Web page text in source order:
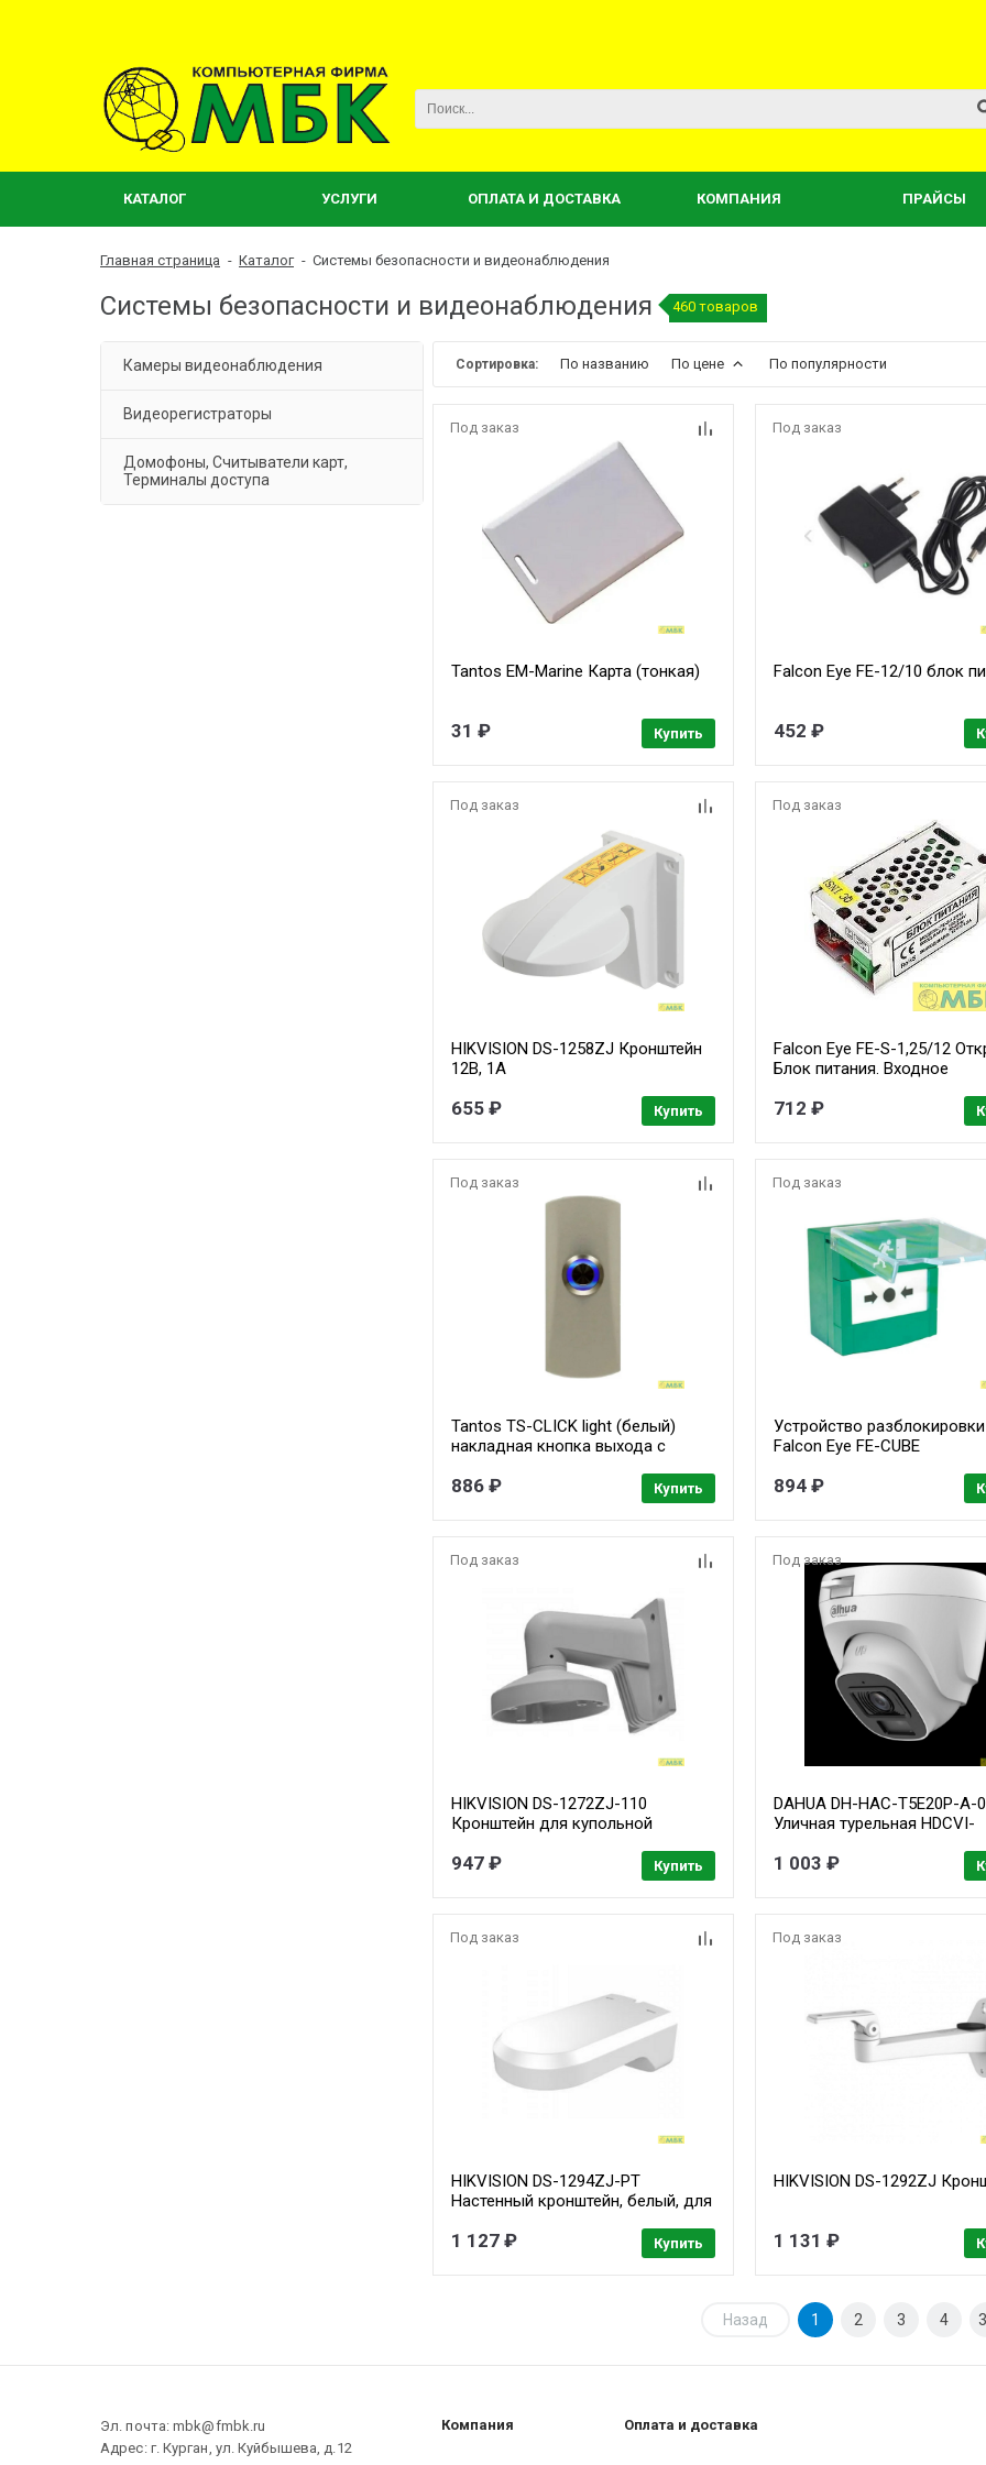
КАТАЛОГ УСЛУГИ ОПЛАТА И ДОСТАВКА КОМПАНИЯ ПРАЙСЫ
Главная страница - Каталог - Системы безопасности и видеонаблюдения
Системы безопасности и видеонаблюдения 460 товаров
Камеры видеонаблюдения
Видеорегистраторы
Домофоны, Считыватели карт,
Терминалы доступа
Сортировка: По названию По цене По популярности
Под заказ
Tantos EM-Marine Карта (тонкая)
31 ₽ Купить
Под заказ
Falcon Eye FE-12/10 блок
452 ₽
Под заказ
HIKVISION DS-1258ZJ Кронштейн
12В, 1А
655 ₽ Купить
Под заказ
Falcon Eye FE-S-1,25/12
Блок питания. Входное
12V, Номинальный ток
Рабочая температура -20
712 ₽
Под заказ
Tantos TS-CLICK light (белый)
накладная кнопка выхода с
886 ₽ Купить
Под заказ
Устройство разблокировки
Falcon Eye FE-CUBE
894 ₽
Под заказ
HIKVISION DS-1272ZJ-110
Кронштейн для купольной
947 ₽ Купить
Под заказ
DAHUA DH-HAC-T5E20P-A-
Уличная турельная HDCVI-
объектив 2.8мм, ИК-
1 003 ₽
Под заказ
HIKVISION DS-1294ZJ-PT
Настенный кронштейн, белый, для
223.5мм ? 125.8мм ? 80мм мм
1 127 ₽ Купить
Под заказ
HIKVISION DS-1292ZJ
1 131 ₽
Назад 1 2 3 4
Эл. почта: mbk@fmbk.ru
Адрес: г. Курган, ул. Куйбышева, д.12
Компания Оплата и доставка